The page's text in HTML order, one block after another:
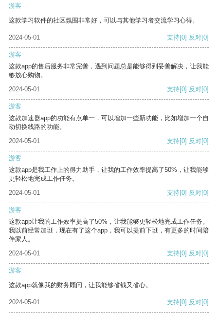
游客
这款学习软件的社区氛围非常好，可以与其他学习者交流学习心得。
2024-05-01 支持[0] 反对[0]
游客
这款app的售后服务非常完善，遇到问题总是能够得到妥善解决，让我能
够放心购物。
2024-05-01
支持[0] 反对[0]
游客
这款加速器app的功能有点单一，可以增加一些新功能，比如增加一个自
动切换线路的功能。
2024-05-01
支持[0] 反对[0]
游客
这款app是我工作上的得力助手，让我的工作效率提高了50%，让我能够
更轻松地完成工作任务。
2024-05-01
支持[0] 反对[0]
游客
这款app让我的工作效率提高了50%，让我能够更轻松地完成工作任务。
我以前经常加班，现在有了这个app，我可以提前下班，有更多的时间陪
伴家人。
2024-05-01
支持[0] 反对[0]
游客
这款app就像我的财务顾问，让我能够省钱又省心。
2024-05-01 支持[0] 反对[0]